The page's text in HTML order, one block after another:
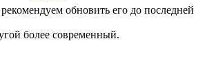
обновить его до последней
более современный.